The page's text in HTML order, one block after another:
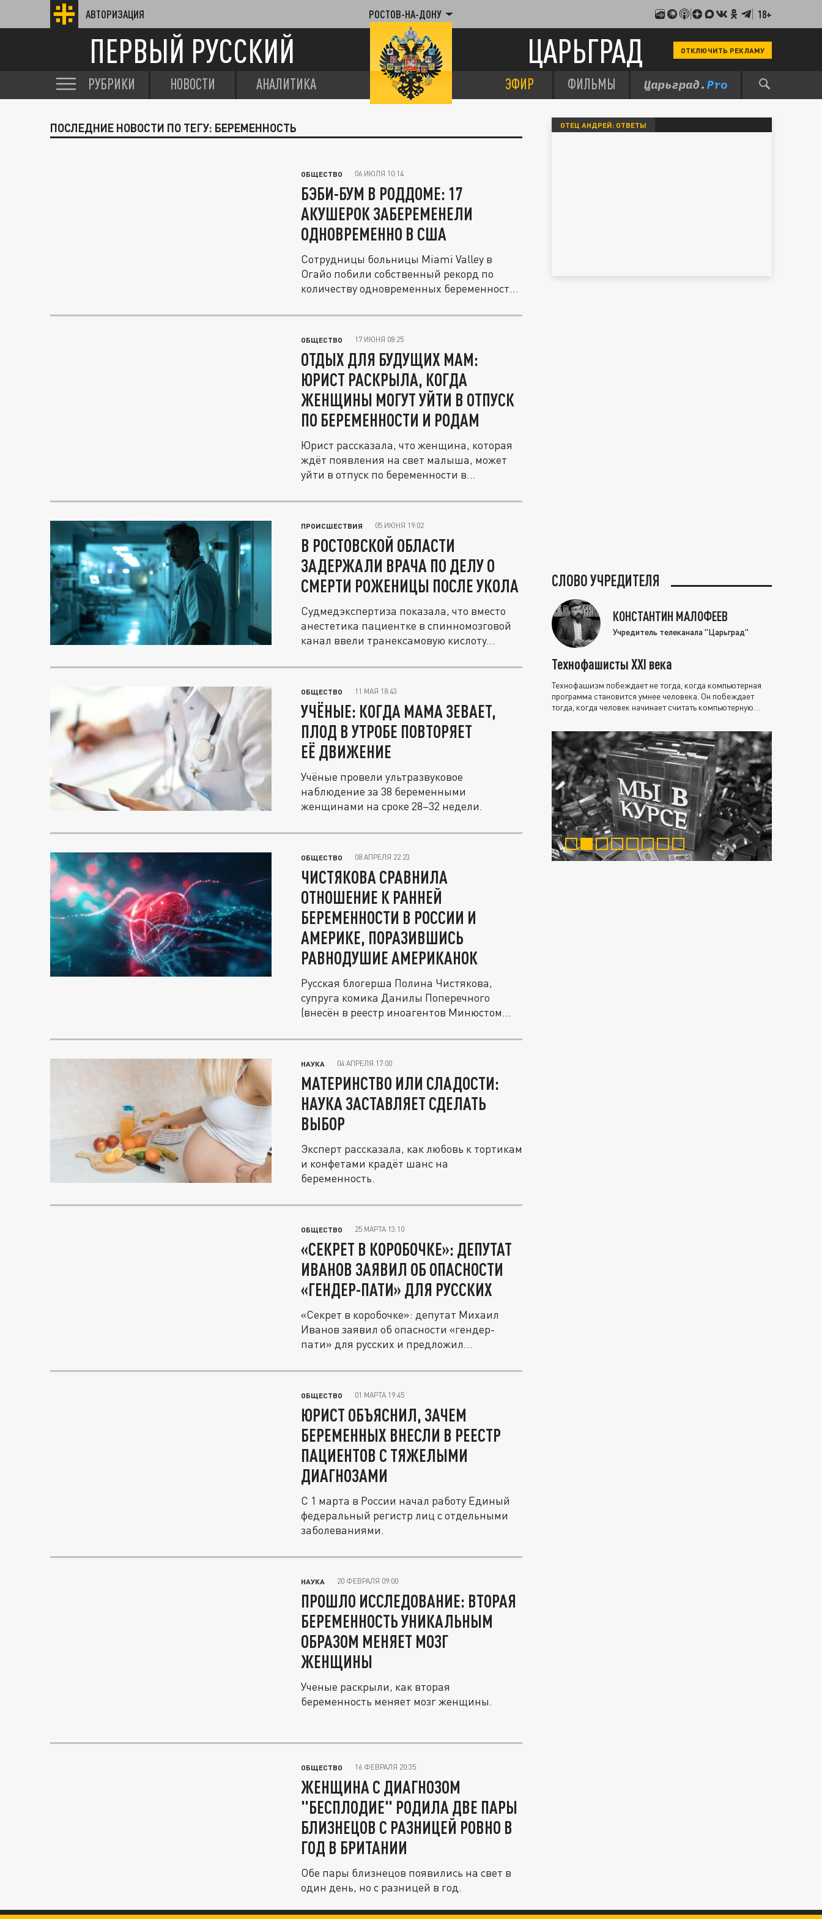
АВТОРИЗАЦИЯ РОСТОВ-НА-ДОНУ 18+
ПЕРВЫЙ РУССКИЙ ЦАРЬГРАД ОТКЛЮЧИТЬ РЕКЛАМУ
РУБРИКИ НОВОСТИ АНАЛИТИКА ЭФИР ФИЛЬМЫ
ПОСЛЕДНИЕ НОВОСТИ ПО ТЕГУ: БЕРЕМЕННОСТЬ
ОБЩЕСТВО 06 ИЮЛЯ 10:14
БЭБИ-БУМ В РОДДОМЕ: 17
АКУШЕРОК ЗАБЕРЕМЕНЕЛИ
ОДНОВРЕМЕННО В США
Сотрудницы больницы Miami Valley в
Огайо побили собственный рекорд по
количеству одновременных беременностей
ОБЩЕСТВО 17 ИЮНЯ 08:25
ОТДЫХ ДЛЯ БУДУЩИХ МАМ:
ЮРИСТ РАСКРЫЛА, КОГДА
ЖЕНЩИНЫ МОГУТ УЙТИ В ОТПУСК
ПО БЕРЕМЕННОСТИ И РОДАМ
Юрист рассказала, что женщина, которая
ждёт появления на свет малыша, может
уйти в отпуск по беременности в...
ПРОИСШЕСТВИЯ 05 ИЮНЯ 19:02
В РОСТОВСКОЙ ОБЛАСТИ
ЗАДЕРЖАЛИ ВРАЧА ПО ДЕЛУ О
СМЕРТИ РОЖЕНИЦЫ ПОСЛЕ УКОЛА
Судмедэкспертиза показала, что вместо
анестетика пациентке в спинномозговой
канал ввели транексамовую кислоту...
ОБЩЕСТВО 11 МАЯ 18:43
УЧЁНЫЕ: КОГДА МАМА ЗЕВАЕТ,
ПЛОД В УТРОБЕ ПОВТОРЯЕТ
ЕЁ ДВИЖЕНИЕ
Учёные провели ультразвуковое
наблюдение за 38 беременными
женщинами на сроке 28–32 недели.
ОБЩЕСТВО 08 АПРЕЛЯ 22:23
ЧИСТЯКОВА СРАВНИЛА
ОТНОШЕНИЕ К РАННЕЙ
БЕРЕМЕННОСТИ В РОССИИ И
АМЕРИКЕ, ПОРАЗИВШИСЬ
РАВНОДУШИЕ АМЕРИКАНОК
Русская блогерша Полина Чистякова,
супруга комика Данилы Поперечного
(внесён в реестр иноагентов Минюстом
НАУКА 04 АПРЕЛЯ 17:00
МАТЕРИНСТВО ИЛИ СЛАДОСТИ:
НАУКА ЗАСТАВЛЯЕТ СДЕЛАТЬ
ВЫБОР
Эксперт рассказала, как любовь к тортикам
и конфетами крадёт шанс на
беременность.
ОБЩЕСТВО 25 МАРТА 13:10
«СЕКРЕТ В КОРОБОЧКЕ»: ДЕПУТАТ
ИВАНОВ ЗАЯВИЛ ОБ ОПАСНОСТИ
«ГЕНДЕР-ПАТИ» ДЛЯ РУССКИХ
«Секрет в коробочке»: депутат Михаил
Иванов заявил об опасности «гендер-
пати» для русских и предложил
ОБЩЕСТВО 01 МАРТА 19:45
ЮРИСТ ОБЪЯСНИЛ, ЗАЧЕМ
БЕРЕМЕННЫХ ВНЕСЛИ В РЕЕСТР
ПАЦИЕНТОВ С ТЯЖЕЛЫМИ
ДИАГНОЗАМИ
С 1 марта в России начал работу Единый
федеральный регистр лиц с отдельными
заболеваниями.
НАУКА 20 ФЕВРАЛЯ 09:00
ПРОШЛО ИССЛЕДОВАНИЕ: ВТОРАЯ
БЕРЕМЕННОСТЬ УНИКАЛЬНЫМ
ОБРАЗОМ МЕНЯЕТ МОЗГ
ЖЕНЩИНЫ
Ученые раскрыли, как вторая
беременность меняет мозг женщины.
ОБЩЕСТВО 16 ФЕВРАЛЯ 20:35
ЖЕНЩИНА С ДИАГНОЗОМ
"БЕСПЛОДИЕ" РОДИЛА ДВЕ ПАРЫ
БЛИЗНЕЦОВ С РАЗНИЦЕЙ РОВНО В
ГОД В БРИТАНИИ
Обе пары близнецов появились на свет в
один день, но с разницей в год.
ОТЕЦ АНДРЕЙ: ОТВЕТЫ
СЛОВО УЧРЕДИТЕЛЯ
КОНСТАНТИН МАЛОФЕЕВ
Учредитель телеканала "Царьград"
Технофашисты XXI века
Технофашизм побеждает не тогда, когда компьютерная
программа становится умнее человека. Он побеждает
тогда, когда человек начинает считать компьютерную